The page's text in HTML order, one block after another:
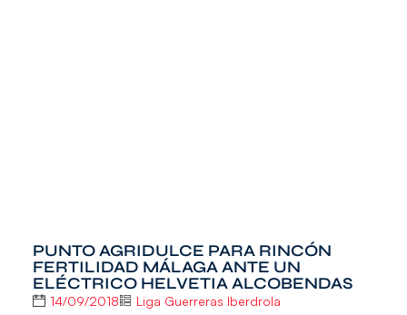
PUNTO AGRIDULCE PARA RINCÓN
FERTILIDAD MÁLAGA ANTE UN
ELÉCTRICO HELVETIA ALCOBENDAS
14/09/2018 Liga Guerreras Iberdrola